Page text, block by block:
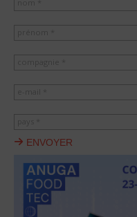
ENVOYER